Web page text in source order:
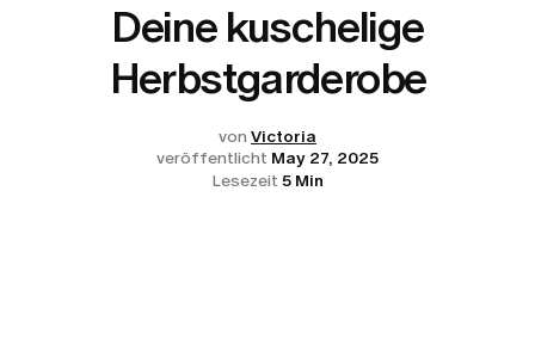
Deine kuschelige
Herbstgarderobe
von Victoria
veröffentlicht May 27, 2025
Lesezeit 5 Min